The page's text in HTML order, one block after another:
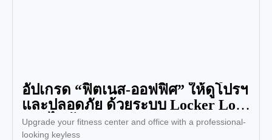
อัปเกรด “ฟิตเนส-ออฟฟิศ” ให้ดูโปรฯ
และปลอดภัย ด้วยระบบ Locker Lock
แบบไม่ต้องพกกุญแจ
Upgrade your fitness center and office with a professional-
looking keyless